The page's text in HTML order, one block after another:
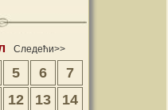
Следећи>>
5 6
7
12 13
14